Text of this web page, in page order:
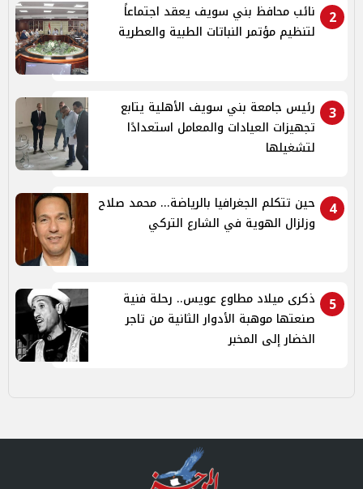
2
نائب محافظ بني سويف يعقد اجتماعاً
لتنظيم مؤتمر النباتات الطبية والعطرية
3
رئيس جامعة بني سويف الأهلية يتابع
تجهيزات العيادات والمعامل استعدادًا
لتشغيلها
4
حين تتكلم الجغرافيا بالرياضة... محمد صلاح
وزلزال الهوية في الشارع التركي
5
ذكرى ميلاد مطاوع عويس.. رحلة فنية
صنعتها موهبة الأدوار الثانية من تاجر
الخضار إلى المخبر